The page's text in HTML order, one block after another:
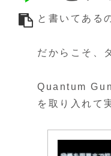
と書いてある
だからこそ、
Quantum
を取り入れて